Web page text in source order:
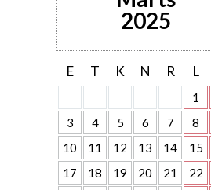
2025
E T K N R L
1
3
4 5 6 7 8
10
11 12 13 14 15
17
18 19 20 21 22